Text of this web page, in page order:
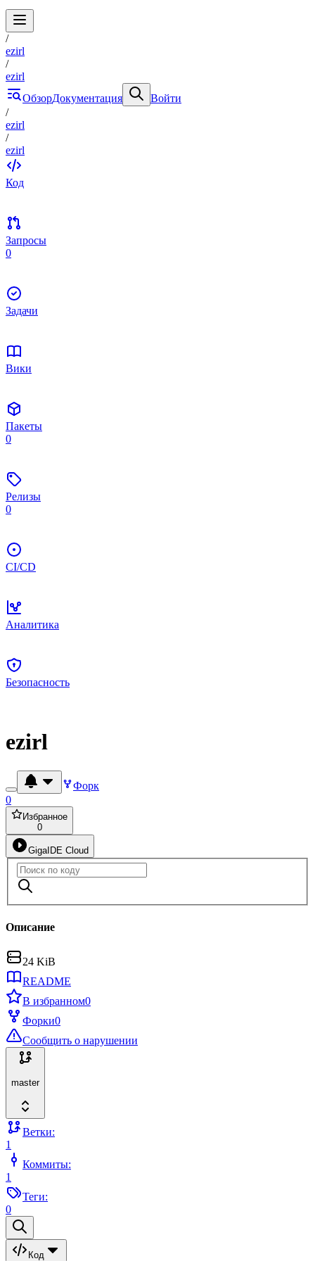
/
ezirl
/
ezirl
ОбзорДокументация
Войти
/
ezirl
/
ezirl
Код
Запросы
0
Задачи
Вики
Пакеты
0
Релизы
0
CI/CD
Аналитика
Безопасность
ezirl
Форк
0
Избранное
0
GigaIDE Cloud
Описание
24 KiB
README
В избранном0
Форки0
Сообщить о нарушении
master
Ветки:
1
Коммиты:
1
Теги:
0
Код